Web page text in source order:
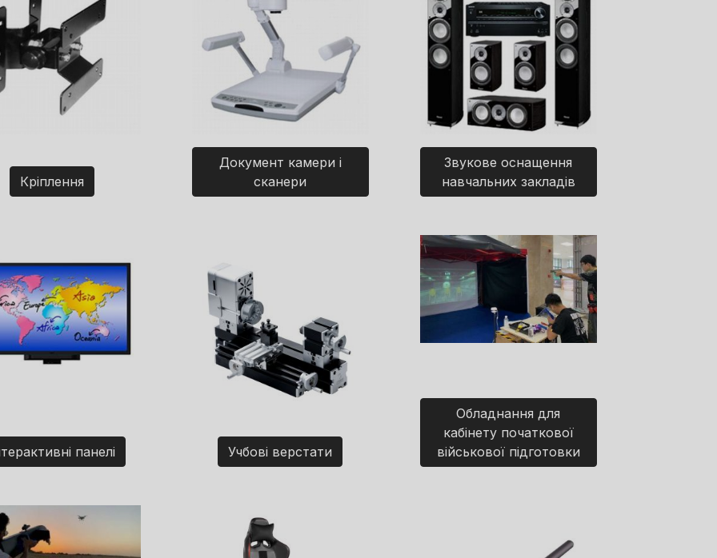
Кріплення
Документ камери і
сканери
Звукове оснащення
навчальних закладів
панелі Учбові верстати
Обладнання для
кабінету початкової
військової підготовки